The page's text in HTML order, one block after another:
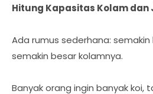
Hitung Kapasitas Kolam dan
Ada rumus sederhana:
semakin besar kolamnya.
Banyak orang ingin banyak koi,